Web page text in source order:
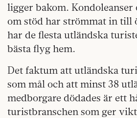
ligger bakom. Kondoleanser
om stöd har strömmat in till
har de flesta utländska
bästa flyg hem.
Det faktum att utländska
som mål och att minst 38
medborgare dödades är ett
turistbranschen som ger